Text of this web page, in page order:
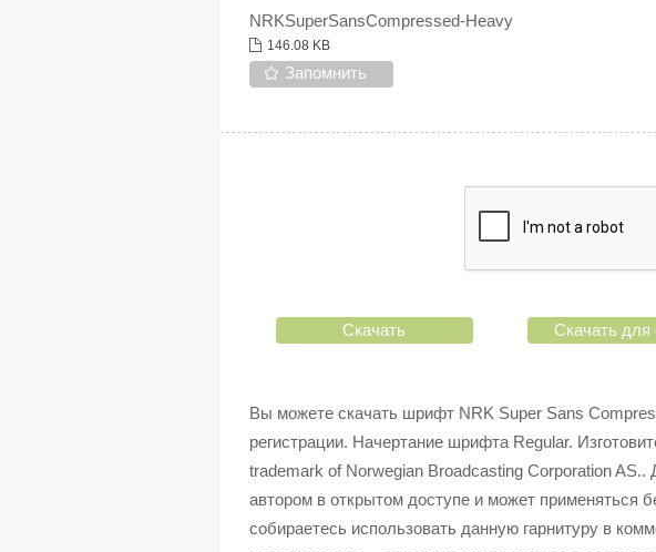
NRKSuperSansCompressed-Heavy
146.08 KB
Запомнить
Скачать Скачать для
Вы можете скачать шрифт NRK Super Sans
регистрации. Начертание шрифта Regular.
trademark of Norwegian Broadcasting Corporation
автором в открытом доступе и может
собираетесь использовать данную гарнитуру в